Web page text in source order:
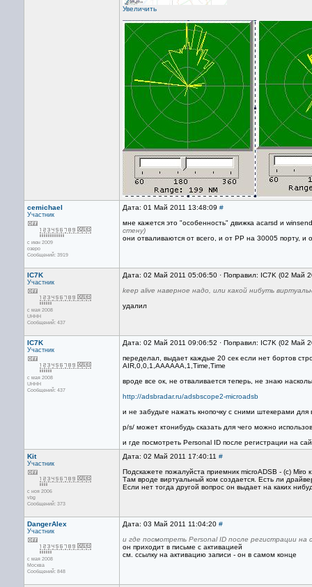
Увеличить
cemichael
Участник
с июн 2009
озеро
Сообщений: 3919
Дата: 01 Май 2011 13:48:09 #
мне кажется это "особенность" движка acarsd и
стену)
они отваливаются от всего, и от PP на 30005 порту,
IC7K
Участник
с мая 2008
UHHH
Сообщений: 437
Дата: 02 Май 2011 05:06:50 · Поправил: IC7K (02 Май
keep alive наверное надо, или какой нибуть
удалил
IC7K
Участник
с мая 2008
UHHH
Сообщений: 437
Дата: 02 Май 2011 09:06:52 · Поправил: IC7K (02 Май
переделал, выдает каждые 20 сек если нет бортов
AIR,0,0,1,AAAAAA,1,Time,Time
вроде все ок, не отваливается теперь, не знаю
http://adsbradar.ru/adsbscope2-microadsb
и не забудьте нажать кнопочку с сними штекерами для
p/s/ может ктонибудь сказать для чего можно
и где посмотреть Personal ID после регистрации на
Kit
Участник
с ноя 2006
vbg
Сообщений: 373
Дата: 02 Май 2011 17:40:11 #
Подскажете пожалуйста приемник microADSB - (c) Miro
Там вроде виртуальный ком создается. Есть ли
Если нет тогда другой вопрос он выдает на каких
DangerAlex
Участник
с мая 2008
Москва
Сообщений: 848
Дата: 03 Май 2011 11:04:20 #
и где посмотреть Personal ID после регистрации на
он приходит в письме с активацией
см. ссылку на активацию записи - он в самом конце